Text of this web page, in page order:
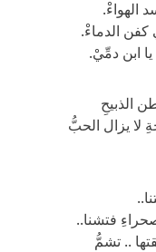
الدماءْ.
ابن دمِّيْ.
الذبيحِ
لا يزال الحبُّ
فتشنا..
.. تشمُّ